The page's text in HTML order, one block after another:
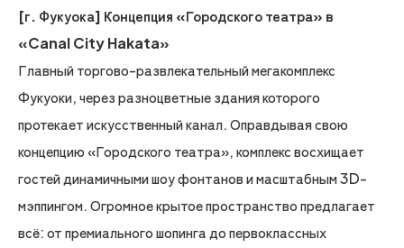
[г. Фукуока] Концепция «Городского театра» в
«Canal City Hakata»
Главный торгово-развлекательный мегакомплекс
Фукуоки, через разноцветные здания которого
протекает искусственный канал. Оправдывая свою
концепцию «Городского театра», комплекс восхищает
гостей динамичными шоу фонтанов и масштабным 3D-
мэппингом. Огромное крытое пространство предлагает
всё: от премиального шопинга до первоклассных